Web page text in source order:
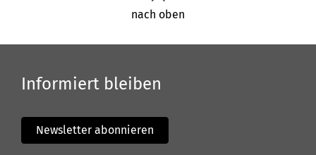
nach oben
Informiert bleiben
Newsletter abonnieren